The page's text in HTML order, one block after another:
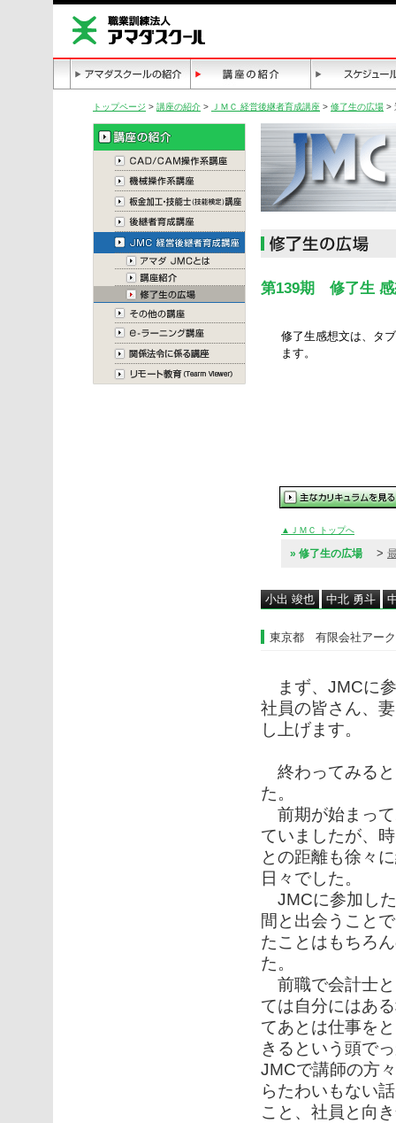
トップページ > 講座の紹介 > ＪＭＣ 経営後継者育成講座 > 修了生の広場 >
第139期 修了生 感
修了生感想文は、タ
ます。
▲ＪＭＣ トップへ
» 修了生の広場 >
小出 竣也 中北 勇斗
東京都 有限会社アー
まず、JMCに
社員の皆さん、
し上げます。
終わってみる
た。
前期が始まっ
ていましたが、
との距離も徐々
日々でした。
JMCに参加し
間と出会うこと
たことはもちろ
た。
前職で会計士と
ては自分にはあ
てあとは仕事を
きるという頭で
JMCで講師の方
らたわいもない
こと、社員と向